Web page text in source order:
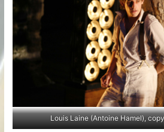
Louis Laine (Antoine Hamel),